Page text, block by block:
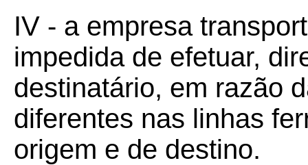
IV - a empresa
impedida de efetuar,
destinatário, em razão
diferentes nas linhas
origem e de destino.